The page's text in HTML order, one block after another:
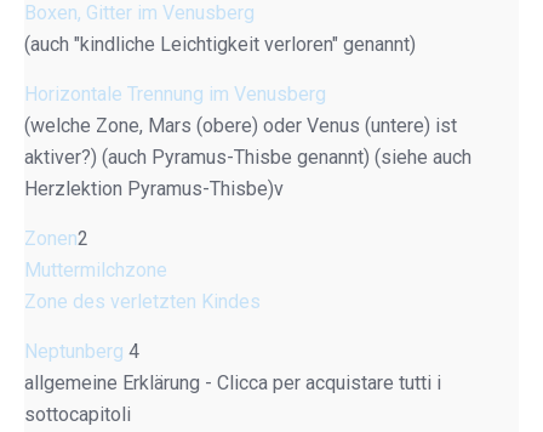
Boxen, Gitter im Venusberg
(auch "kindliche Leichtigkeit verloren" genannt)
Horizontale Trennung im Venusberg
(welche Zone, Mars (obere) oder Venus (untere) ist
aktiver?) (auch Pyramus-Thisbe genannt) (siehe auch
Herzlektion Pyramus-Thisbe)v
Zonen2
Muttermilchzone
Zone des verletzten Kindes
Neptunberg 4
allgemeine Erklärung - Clicca per acquistare tutti i
sottocapitoli